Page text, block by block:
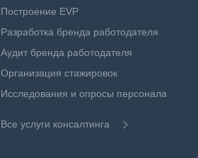
Построение EVP
Разработка бренда работодателя
Аудит бренда работодателя
Организация стажировок
Исследования и опросы персонала
Все услуги консалтинга